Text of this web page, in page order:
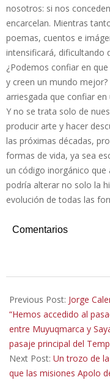
nosotros: si nos
encarcelan. Mientras
poemas, cuentos e
intensificará, dificultando
¿Podemos confiar en
y creen un mundo
arriesgada que confiar
Y no se trata solo de
producir arte y hacer
las próximas décadas,
formas de vida, ya sea
un código inorgánico que
podría alterar no solo la
evolución de todas las
Comentarios
07-
18
Previous Post: Jorge
“Hemos accedido al
entre Muyuqmarca y
pasaje principal del
Next Post: Un trozo de
que las misiones Apolo